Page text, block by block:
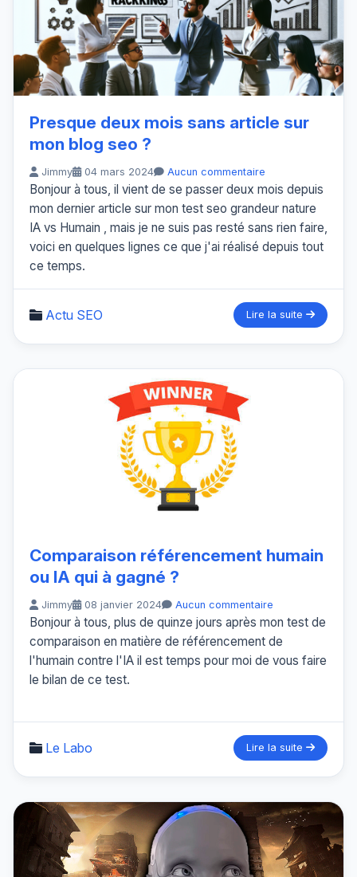
Presque deux mois sans article sur
mon blog seo ?
Jimmy 04 mars 2024 Aucun commentaire
Bonjour à tous, il vient de se passer deux mois depuis
mon dernier article sur mon test seo grandeur nature
IA vs Humain , mais je ne suis pas resté sans rien faire,
voici en quelques lignes ce que j'ai réalisé depuis tout
ce temps.
Actu SEO Lire la suite
Comparaison référencement humain
ou IA qui à gagné ?
Jimmy 08 janvier 2024 Aucun commentaire
Bonjour à tous, plus de quinze jours après mon test de
comparaison en matière de référencement de
l'humain contre l'IA il est temps pour moi de vous faire
le bilan de ce test.
Le Labo Lire la suite